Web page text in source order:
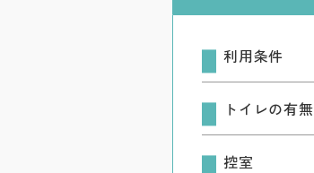
利用条件
トイレの有無
控室